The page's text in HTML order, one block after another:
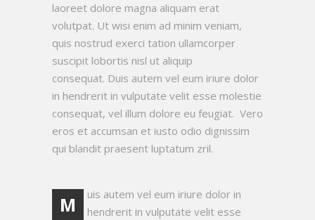
laoreet dolore magna aliquam erat
volutpat. Ut wisi enim ad minim veniam,
quis nostrud exerci tation ullamcorper
suscipit lobortis nisl ut aliquip
consequat. Duis autem vel eum iriure dolor
in hendrerit in vulputate velit esse molestie
consequat, vel illum dolore eu feugiat. Vero
eros et accumsan et iusto odio dignissim
qui blandit praesent luptatum zril.
M
uis autem vel eum iriure dolor in
hendrerit in vulputate velit esse